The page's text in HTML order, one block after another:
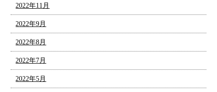
2022年11月
2022年9月
2022年8月
2022年7月
2022年5月